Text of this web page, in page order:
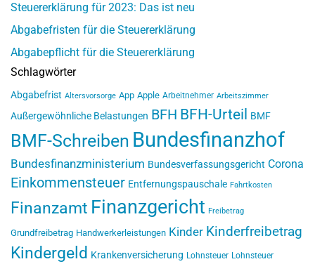
Steuererklärung für 2023: Das ist neu
Abgabefristen für die Steuererklärung
Abgabepflicht für die Steuererklärung
Schlagwörter
Abgabefrist Altersvorsorge App Apple Arbeitnehmer Arbeitszimmer
Außergewöhnliche Belastungen BFH BFH-Urteil BMF
BMF-Schreiben Bundesfinanzhof
Bundesfinanzministerium Bundesverfassungsgericht Corona
Einkommensteuer Entfernungspauschale Fahrtkosten
Finanzamt Finanzgericht Freibetrag
Grundfreibetrag Handwerkerleistungen Kinder Kinderfreibetrag
Kindergeld Krankenversicherung Lohnsteuer Lohnsteuer